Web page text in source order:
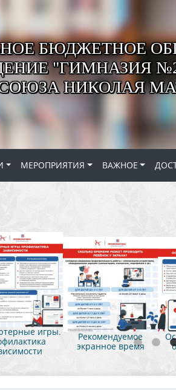
БЮДЖЕТНОЕ
"ГИМНАЗИЯ
НИКОЛАЯ
МЕРОПРИЯТИЯ ВАЖНОЕ
игры.
Рекомендуемое
экранное время